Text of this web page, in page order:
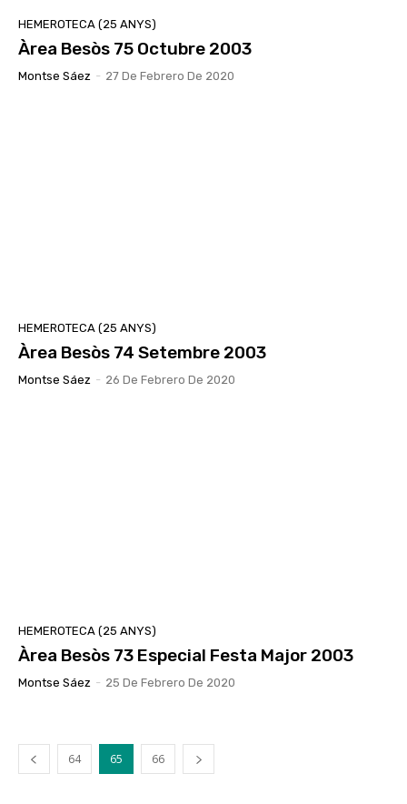
HEMEROTECA (25 ANYS)
Àrea Besòs 75 Octubre 2003
Montse Sáez - 27 De Febrero De 2020
HEMEROTECA (25 ANYS)
Àrea Besòs 74 Setembre 2003
Montse Sáez - 26 De Febrero De 2020
HEMEROTECA (25 ANYS)
Àrea Besòs 73 Especial Festa Major 2003
Montse Sáez - 25 De Febrero De 2020
64 65 66